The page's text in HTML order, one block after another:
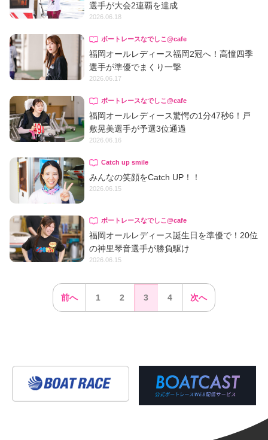
選手が大会2連覇を達成
2026.06.18
ボートレースなでしこ@cafe
福岡オールレディース福岡2冠へ！高憧四季
選手が準優でまくり一撃
2026.06.17
ボートレースなでしこ@cafe
福岡オールレディース驚愕の1分47秒6！戸
敷晃美選手が予選3位通過
2026.06.16
Catch up smile
みんなの笑顔をCatch UP！！
2026.06.15
ボートレースなでしこ@cafe
福岡オールレディース誕生日を準優で！20位
の神里琴音選手が勝負駆け
2026.06.15
前へ 1 2 3 4 次へ